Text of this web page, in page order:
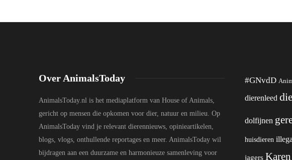
Over AnimalsToday
AnimalsToday.nl is het mediaplatform van House of Animals,
gericht op mensen die opkomen voor dier, natuur en milieu. Op
AnimalsToday vind je relevant dierennieuws, opinieartikelen,
blogs, vlogs, onthullende reportages en meer. AnimalsToday wil
bijdragen aan een duurzame en harmonieuze samenleving voor
#GNvdD
dierenleed
dolfijnen
huisdieren
jagers